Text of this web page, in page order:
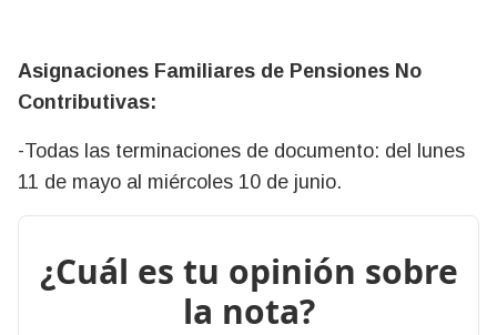
Asignaciones Familiares de Pensiones No
Contributivas:
-Todas las terminaciones de documento: del lunes
11 de mayo al miércoles 10 de junio.
¿Cuál es tu opinión sobre
la nota?